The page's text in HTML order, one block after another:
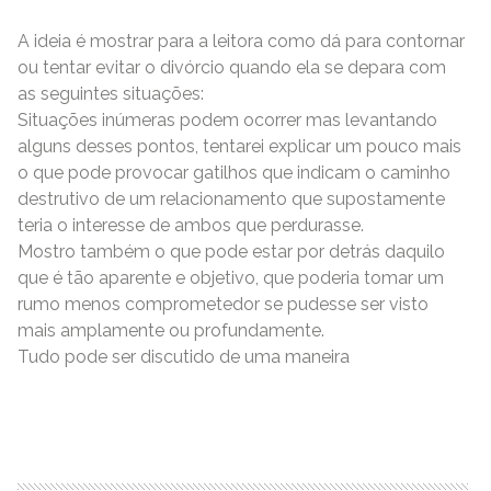
A ideia é mostrar para a leitora como dá para contornar
ou tentar evitar o divórcio quando ela se depara com
as seguintes situações:
Situações inúmeras podem ocorrer mas levantando
alguns desses pontos, tentarei explicar um pouco mais
o que pode provocar gatilhos que indicam o caminho
destrutivo de um relacionamento que supostamente
teria o interesse de ambos que perdurasse.
Mostro também o que pode estar por detrás daquilo
que é tão aparente e objetivo, que poderia tomar um
rumo menos comprometedor se pudesse ser visto
mais amplamente ou profundamente.
Tudo pode ser discutido de uma maneira